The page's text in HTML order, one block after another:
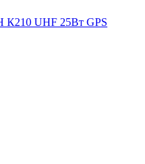
К210 UHF 25Вт GPS